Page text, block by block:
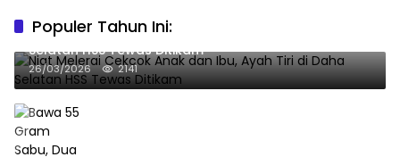
Populer Tahun Ini:
Niat Melerai Cekcok Anak dan Ibu, Ayah Tiri di Daha
Selatan HSS Tewas Ditikam
26/03/2026 2141